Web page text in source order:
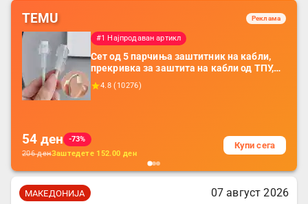
TEMU Реклама
#1 Најпродаван артикл
Сет од 5 парчиња заштитник на кабли,
прекривка за заштита на кабли од ТПУ,
додатоци за заштита на кабли, без
батерија, за мобилни телефони, комплет
4.8 ( 10276)
54 ден
-73%
206денЗаштедете 152.00 ден
Купи сега
МАКЕДОНИЈА
07 август 2026